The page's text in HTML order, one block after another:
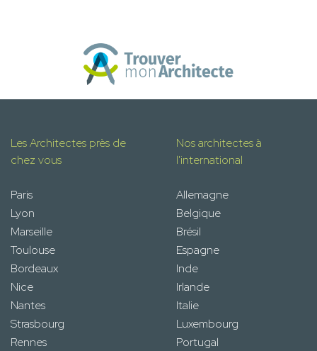
Les Architectes près de
chez vous
Paris
Lyon
Marseille
Toulouse
Bordeaux
Nice
Nantes
Strasbourg
Rennes
Nos architectes à
l'international
Allemagne
Belgique
Brésil
Espagne
Inde
Irlande
Italie
Luxembourg
Portugal